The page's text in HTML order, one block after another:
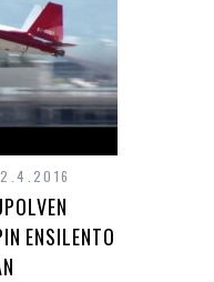
ENSILENTO